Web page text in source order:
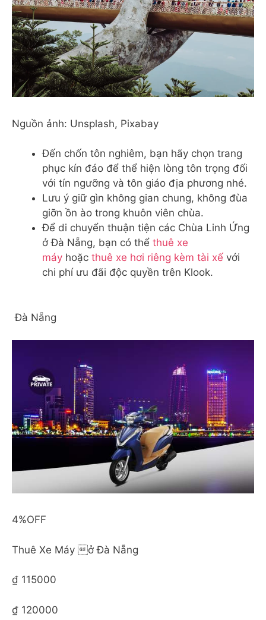
Nguồn ảnh: Unsplash, Pixabay
Đến chốn tôn nghiêm, bạn hãy chọn trang
phục kín đáo để thể hiện lòng tôn trọng đối
với tín ngưỡng và tôn giáo địa phương nhé.
Lưu ý giữ gìn không gian chung, không đùa
giỡn ồn ào trong khuôn viên chùa.
Để di chuyển thuận tiện các Chùa Linh Ứng
ở Đà Nẵng, bạn có thể thuê xe
máy hoặc thuê xe hơi riêng kèm tài xế với
chi phí ưu đãi độc quyền trên Klook.
Đà Nẵng
4%OFF
Thuê Xe Máy ở Đà Nẵng
₫ 115000
₫ 120000